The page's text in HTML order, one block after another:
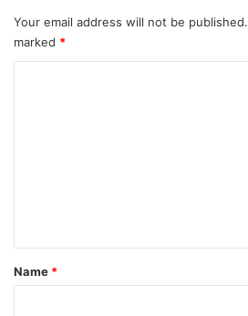
Your email address will not be published.
marked *
*
Name *